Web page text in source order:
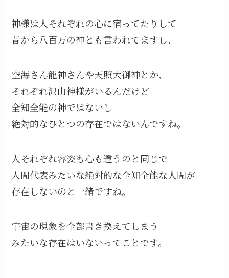
神様は人それぞれの心に宿ってたりして
昔から八百万の神とも言われてますし、
空海さん龍神さんや天照大御神とか、
それぞれ沢山神様がいるんだけど
全知全能の神ではないし
絶対的なひとつの存在ではないんですね。
人それぞれ容姿も心も違うのと同じで
人間代表みたいな絶対的な全知全能な人間が
存在しないのと一緒ですね。
宇宙の現象を全部書き換えてしまう
みたいな存在はいないってことです。